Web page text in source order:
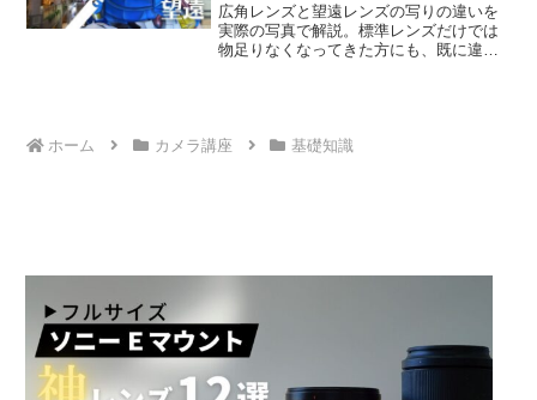
広角レンズと望遠レンズの写りの違いを
実際の写真で解説。標準レンズだけでは
物足りなくなってきた方にも、既に違い
ホーム カメラ講座 基礎知識